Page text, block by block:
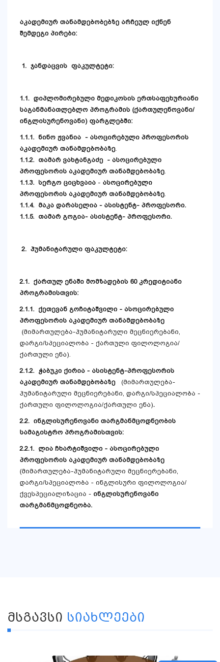
აკადემიურ თანამდებობებზე არჩეულ იქნენ
შემდეგი პირები:
1. ჯანდაცვის ფაკულტეტი:
1.1. დიპლომირებული მედიკოსის ერთსაფეხურიანი
საგანმანათლებლო პროგრამის (ქართულენოვანი/
ინგლისურენოვანი) ფარგლებში:
1.1.1. ნინო ჟვანია - ასოცირებული პროფესორის
აკადემიურ თანამდებობაზე.
1.1.2. თამარ ვახტანგაძე - ასოცირებული
პროფესორის აკადემიურ თანამდებობაზე.
1.1.3. სერგო ციცხვაია - ასოცირებული
პროფესორის აკადემიურ თანამდებობაზე.
1.1.4. მაკა დარასელია - ასისტენტ- პროფესორი.
1.1.5. თამარ გოგია- ასისტენტ- პროფესორი.
2. ჰუმანიტარული ფაკულტეტი:
2.1. ქართულ ენაში მომზადების 60 კრედიტიანი
პროგრამისთვის:
2.1.1. ქეთევან გოჩიტაშვილი - ასოცირებული
პროფესორის აკადემიურ თანამდებობაზე
(მიმართულება-ჰუმანიტარული მეცნიერებანი,
დარგი/სპეციალობა - ქართული ფილოლოგია/
ქართული ენა).
2.1.2. ჭაბუკი ქირია - ასისტენტ-პროფესორის
აკადემიურ თანამდებობაზე
(მიმართულება-
ჰუმანიტარული მეცნიერებანი, დარგი/სპეციალობა -
ქართული ფილოლოგია/ქართული ენა).
2.2. ინგლისურენოვანი თარგმანმცოდნეობის
სამაგისტრო პროგრამისთვის:
2.2.1. ლია ჩხარტიშვილი - ასოცირებული
პროფესორის აკადემიურ თანამდებობაზე
(მიმართულება-ჰუმანიტარული მეცნიერებანი,
დარგი/სპეციალობა - ინგლისური ფილოლოგია/
ქვესპეციალიზაცია - ინგლისურენოვანი
თარგმანმცოდნეობა.
ᲛᲡᲒᲐᲕᲡᲘ ᲡᲘᲐᲮᲚᲔᲔᲑᲘ